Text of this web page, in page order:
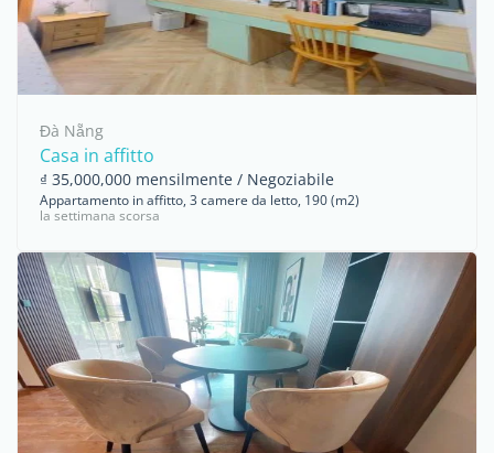
Đà Nẵng
Casa in affitto
₫ 35,000,000 mensilmente / Negoziabile
Appartamento in affitto, 3 camere da letto, 190 (m2)
la settimana scorsa